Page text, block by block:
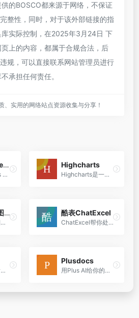
的BOSCO都来源于网络，不保证
整性，同时，对于该外部链接的指
库实际控制，在2025年3月24日 下
上的内容，都属于合规合法，后
规，可以直接联系网站管理员进行
承担任何责任。
、实用的网络站点资源收集与分享！
GPT for Sheets and Docs
GPT for Sheets and Docs 是一个集成了人工智能技术的Google Workspace Marketplace应用程序，旨在增强Google Sheets和Google Docs的功能。
Highcharts
Highcharts是一个创新的图表工具，它结合了自然语言处理技术，允许用户通过类似人类的对话来生成Highcharts代码。
VisDoc智能图表
一键生成专业图表，让文档与图表创作更高效
酷表ChatExcel
ChatExcel帮你处理Excel表格，上传你的文件，输入你的需求，AI自动就帮主你处理。酷表ChatExcel是由北京大学团队推出的一个基于微软Excel的聊天机器人，旨在降低Excel的使用门槛和...
使用自然语言对话形式进行Excel查询、计算、分析
Plusdocs
用Plus AI给你的幻灯片增压